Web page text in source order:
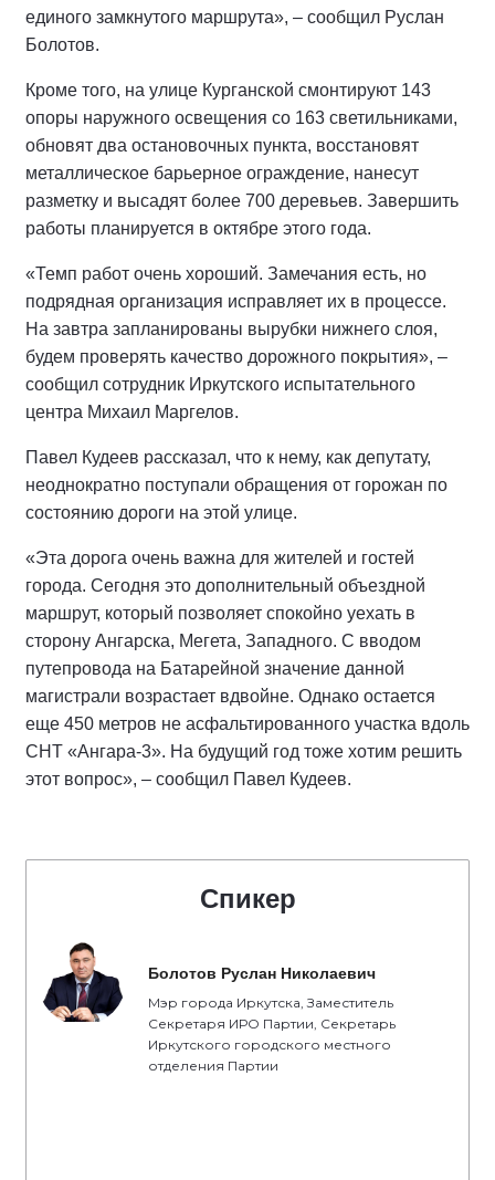
единого замкнутого маршрута», – сообщил Руслан
Болотов.
Кроме того, на улице Курганской смонтируют 143
опоры наружного освещения со 163 светильниками,
обновят два остановочных пункта, восстановят
металлическое барьерное ограждение, нанесут
разметку и высадят более 700 деревьев. Завершить
работы планируется в октябре этого года.
«Темп работ очень хороший. Замечания есть, но
подрядная организация исправляет их в процессе.
На завтра запланированы вырубки нижнего слоя,
будем проверять качество дорожного покрытия», –
сообщил сотрудник Иркутского испытательного
центра Михаил Маргелов.
Павел Кудеев рассказал, что к нему, как депутату,
неоднократно поступали обращения от горожан по
состоянию дороги на этой улице.
«Эта дорога очень важна для жителей и гостей
города. Сегодня это дополнительный объездной
маршрут, который позволяет спокойно уехать в
сторону Ангарска, Мегета, Западного. С вводом
путепровода на Батарейной значение данной
магистрали возрастает вдвойне. Однако остается
еще 450 метров не асфальтированного участка вдоль
СНТ «Ангара-3». На будущий год тоже хотим решить
этот вопрос», – сообщил Павел Кудеев.
Спикер
Болотов Руслан Николаевич
Мэр города Иркутска, Заместитель
Секретаря ИРО Партии, Секретарь
Иркутского городского местного
отделения Партии